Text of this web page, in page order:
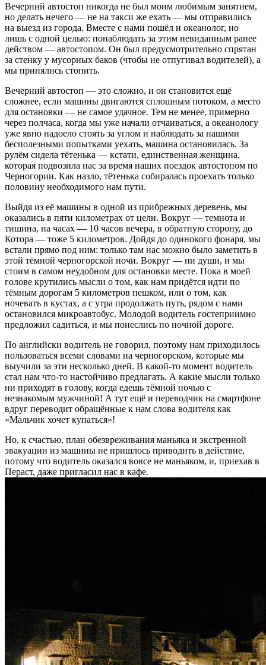
Вечерний автостоп никогда не был моим любимым занятием,
но делать нечего — не на такси же ехать — мы отправились
на выезд из города. Вместе с нами пошёл и океанолог, но
лишь с одной целью: понаблюдать за этим невиданным ранее
действом — автостопом. Он был предусмотрительно спрятан
за стенку у мусорных баков (чтобы не отпугивал водителей), а
мы принялись стопить.
Вечерний автостоп — это сложно, и он становится ещё
сложнее, если машины двигаются сплошным потоком, а место
для остановки — не самое удачное. Тем не менее, примерно
через полчаса, когда мы уже начали отчаиваться, а океанологу
уже явно надоело стоять за углом и наблюдать за нашими
бесполезными попытками уехать, машина остановилась. За
рулём сидела тётенька — кстати, единственная женщина,
которая подвозила нас за время наших поездок автостопом по
Черногории. Как назло, тётенька собиралась проехать только
половину необходимого нам пути.
Выйдя из её машины в одной из прибрежных деревень, мы
оказались в пяти километрах от цели. Вокруг — темнота и
тишина, на часах — 10 часов вечера, в обратную сторону, до
Котора — тоже 5 километров. Дойдя до одинокого фонаря, мы
встали прямо под ним: только там нас можно было заметить в
этой тёмной черногорской ночи. Вокруг — ни души, и мы
стоим в самом неудобном для остановки месте. Пока в моей
голове крутились мысли о том, как нам придётся идти по
тёмным дорогам 5 километров пешком, или о том, как
ночевать в кустах, а с утра продолжать путь, рядом с нами
остановился микроавтобус. Молодой водитель гостеприимно
предложил садиться, и мы понеслись по ночной дороге.
По английски водитель не говорил, поэтому нам приходилось
пользоваться всеми словами на черногорском, которые мы
выучили за эти несколько дней. В какой-то момент водитель
стал нам что-то настойчиво предлагать. А какие мысли только
ни приходят в голову, когда едешь тёмной ночью с
незнакомым мужчиной! А тут ещё и переводчик на смартфоне
вдруг переводит обращённые к нам слова водителя как
«Мальчик хочет купаться»!
Но, к счастью, план обезвреживания маньяка и экстренной
эвакуации из машины не пришлось приводить в действие,
потому что водитель оказался вовсе не маньяком, и, приехав в
Пераст, даже пригласил нас в кафе.